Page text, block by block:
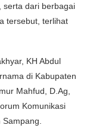
serta dari berbagai
tersebut, terlihat
KH Abdul
di Kabupaten
Mahfud, D.Ag,
Komunikasi